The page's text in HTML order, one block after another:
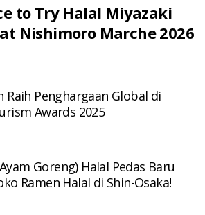
to Try Halal Miyazaki
Nishimoro Marche 2026
Raih Penghargaan Global di
Awards 2025
Goreng) Halal Pedas Baru
Ramen Halal di Shin-Osaka!